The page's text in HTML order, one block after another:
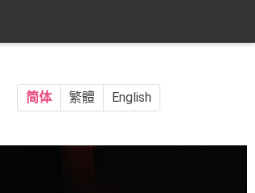
简体 繁體 English